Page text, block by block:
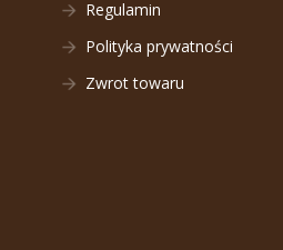
Regulamin
Polityka prywatności
Zwrot towaru